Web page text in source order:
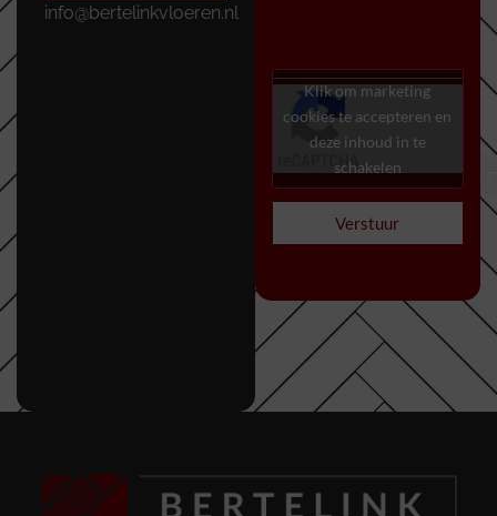
info@bertelinkvloeren.nl
Klik om marketing
cookies te accepteren en
deze inhoud in te
schakelen
Verstuur